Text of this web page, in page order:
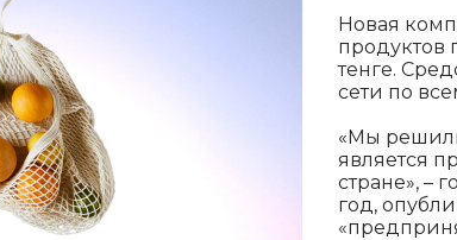
Новая
продуктов
тенге.
сети по
«Мы
является
стране», –
год,